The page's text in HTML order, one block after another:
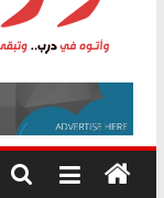
درب
وأتوه
درب..
وتبقى
هي